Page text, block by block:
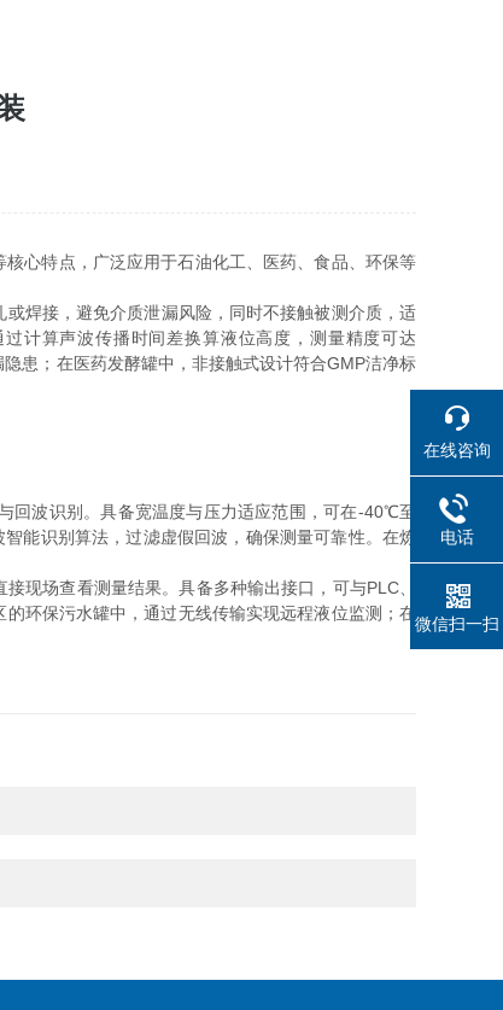
心特点，广泛应用于石油化工、医药、食品、环保等
焊接，避免介质泄漏风险，同时不接触被测介质，适
计算声波传播时间差换算液位高度，测量精度可达
患；在医药发酵罐中，非接触式设计符合GMP洁净标
波识别。具备宽温度与压力适应范围，可在-40℃至
能识别算法，过滤虚假回波，确保测量可靠性。在炼
现场查看测量结果。具备多种输出接口，可与PLC、
环保污水罐中，通过无线传输实现远程液位监测；在
在线咨询
电话
微信扫一扫